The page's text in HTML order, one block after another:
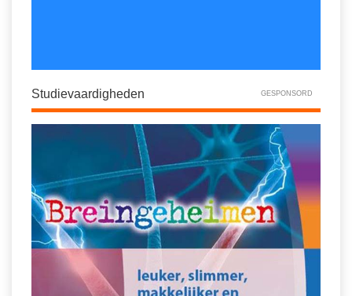
Studievaardigheden GESPONSORD